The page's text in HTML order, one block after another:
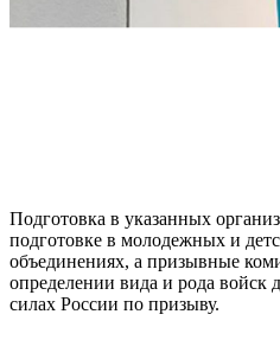
Подготовка в указанных
подготовке в молодежных и
объединениях, а призывные
определении вида и рода
силах России по призыву.